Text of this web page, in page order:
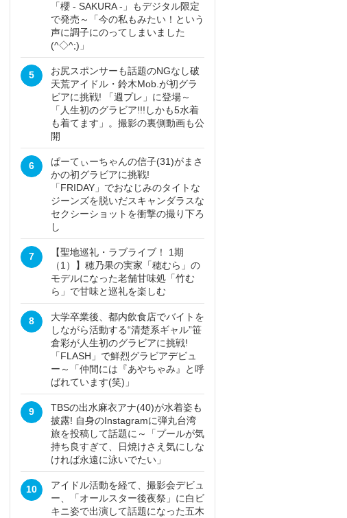
「櫻 - SAKURA -」もデジタル限定
で発売～「今の私もみたい！という
声に調子にのってしまいました
(^◇^;)」
5
お尻スポンサーも話題のNGなし破
天荒アイドル・鈴木Mob.が初グラ
ビアに挑戦! 「週プレ」に登場～
「人生初のグラビア!!!しかも5水着
も着てます」。撮影の裏側動画も公
開
6
ぱーてぃーちゃんの信子(31)がまさ
かの初グラビアに挑戦!
「FRIDAY」でおなじみのタイトな
ジーンズを脱いだスキャンダラスな
セクシーショットを衝撃の撮り下ろ
し
7
【聖地巡礼・ラブライブ！ 1期
（1）】穂乃果の実家「穂むら」の
モデルになった老舗甘味処「竹む
ら」で甘味と巡礼を楽しむ
8
大学卒業後、都内飲食店でバイトを
しながら活動する“清楚系ギャル”笹
倉彩が人生初のグラビアに挑戦!
「FLASH」で鮮烈グラビアデビュ
ー～「仲間には『あやちゃみ』と呼
ばれています(笑)」
9
TBSの出水麻衣アナ(40)が水着姿も
披露! 自身のInstagramに弾丸台湾
旅を投稿して話題に～「プールが気
持ち良すぎて、日焼けさえ気にしな
ければ永遠に泳いでたい」
10
アイドル活動を経て、撮影会デビュ
ー、「オールスター後夜祭」に白ビ
キニ姿で出演して話題になった五木